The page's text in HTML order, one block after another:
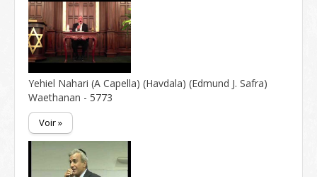
Yehiel Nahari (A Capella) (Havdala) (Edmund J. Safra)
Waethanan - 5773
Voir »